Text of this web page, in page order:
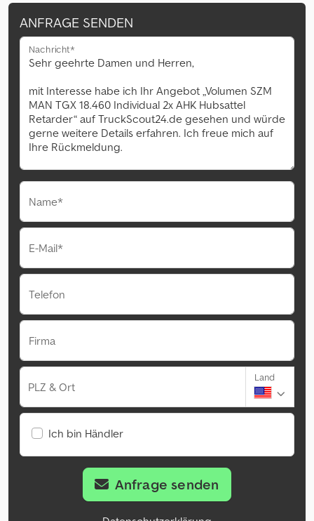
ANFRAGE SENDEN
Nachricht*
Name*
E-Mail*
Telefon
Firma
PLZ & Ort
Land
Ich bin Händler
Anfrage senden